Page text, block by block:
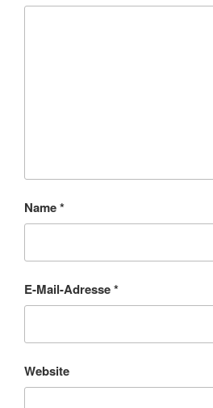
Name*
E-Mail-Adresse*
Website